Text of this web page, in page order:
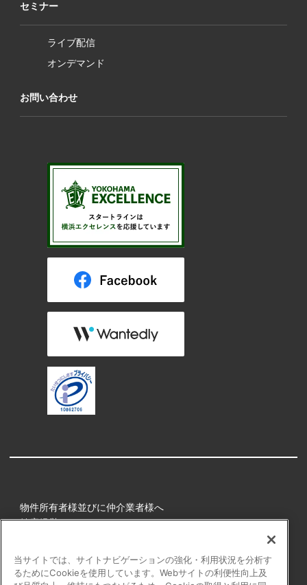
セミナー
ライブ配信
オンデマンド
お問い合わせ
物件所有者様並びに仲介業者様へ
健康経営
プライバシーポリシー
当サイトでは、サイトナビゲーションの強化・利用状況を分析す
るためにCookieを使用しています。Webサイトの利便性向上及